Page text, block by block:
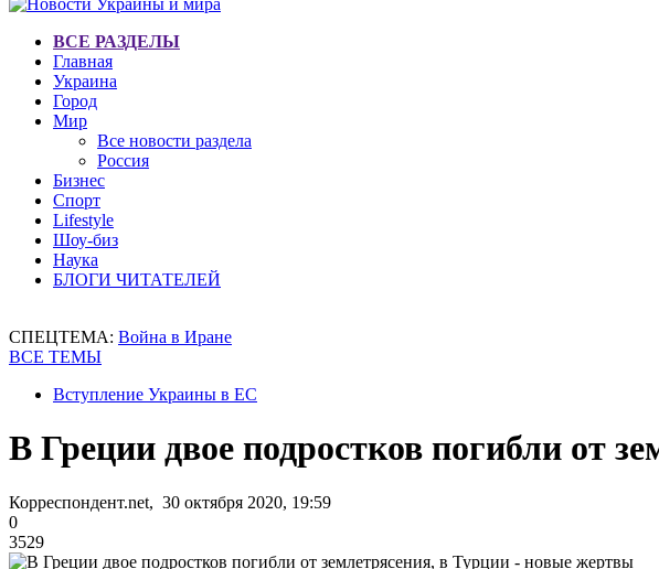
ВСЕ РАЗДЕЛЫ
Главная
Украина
Город
Мир
Все новости раздела
Россия
Бизнес
Спорт
Lifestyle
Шоу-биз
Наука
БЛОГИ ЧИТАТЕЛЕЙ
СПЕЦТЕМА: Война в Иране
ВСЕ ТЕМЫ
Вступление Украины в ЕС
В Греции двое подростков погибли от
Корреспондент.net, 30 октября 2020, 19:59
0
3529